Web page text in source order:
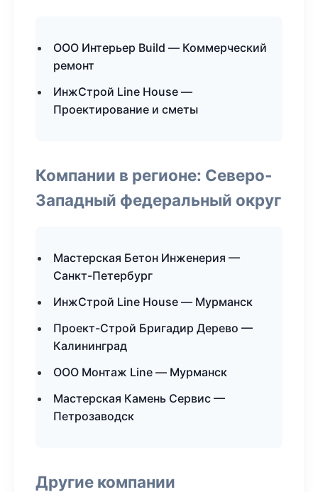
ООО Интерьер Build — Коммерческий
ремонт
ИнжСтрой Line House —
Проектирование и сметы
Компании в регионе: Северо-
Западный федеральный округ
Мастерская Бетон Инженерия —
Санкт-Петербург
ИнжСтрой Line House — Мурманск
Проект-Строй Бригадир Дерево —
Калининград
ООО Монтаж Line — Мурманск
Мастерская Камень Сервис —
Петрозаводск
Другие компании